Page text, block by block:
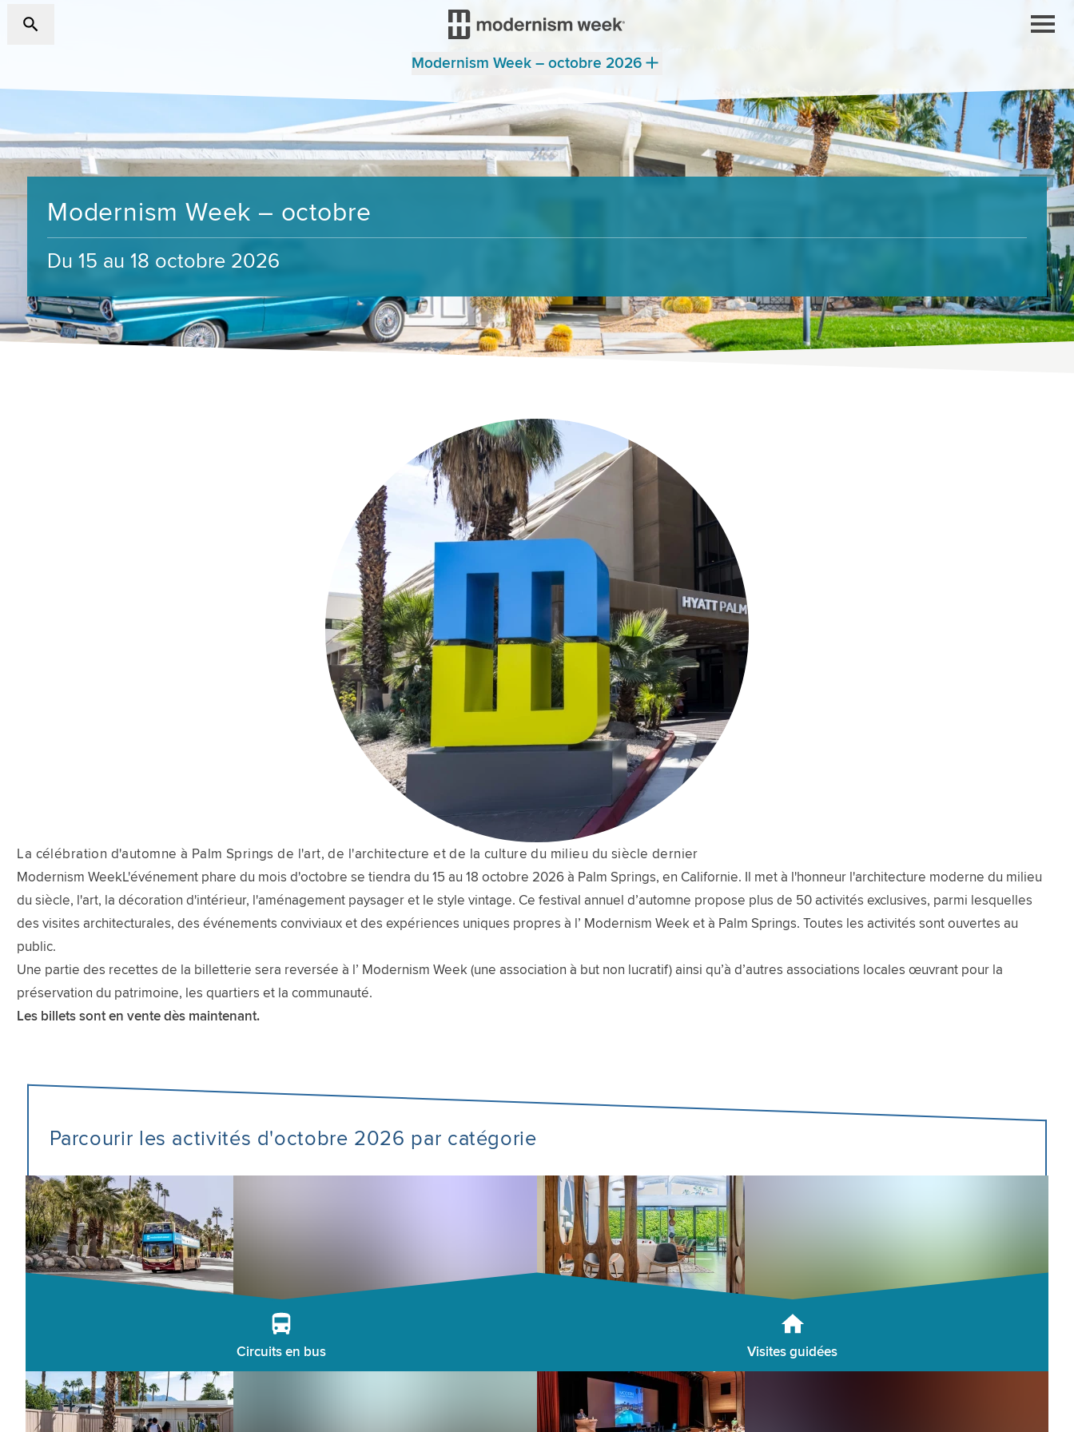
Modernism Week – octobre 2026
Modernism Week – octobre
Du 15 au 18 octobre 2026
La célébration d'automne à Palm Springs de l'art, de l'architecture et de la culture du milieu du siècle dernier
Modernism WeekL'événement phare du mois d'octobre se tiendra du 15 au 18 octobre 2026 à Palm Springs, en Californie. Il met à l'honneur l'architecture moderne du milieu
du siècle, l'art, la décoration d'intérieur, l'aménagement paysager et le style vintage. Ce festival annuel d’automne propose plus de 50 activités exclusives, parmi lesquelles
des visites architecturales, des événements conviviaux et des expériences uniques propres à l’ Modernism Week et à Palm Springs. Toutes les activités sont ouvertes au
public.
Une partie des recettes de la billetterie sera reversée à l’ Modernism Week (une association à but non lucratif) ainsi qu’à d’autres associations locales œuvrant pour la
préservation du patrimoine, les quartiers et la communauté.
Les billets sont en vente dès maintenant.
Parcourir les activités d'octobre 2026 par catégorie
Circuits en bus Visites guidées